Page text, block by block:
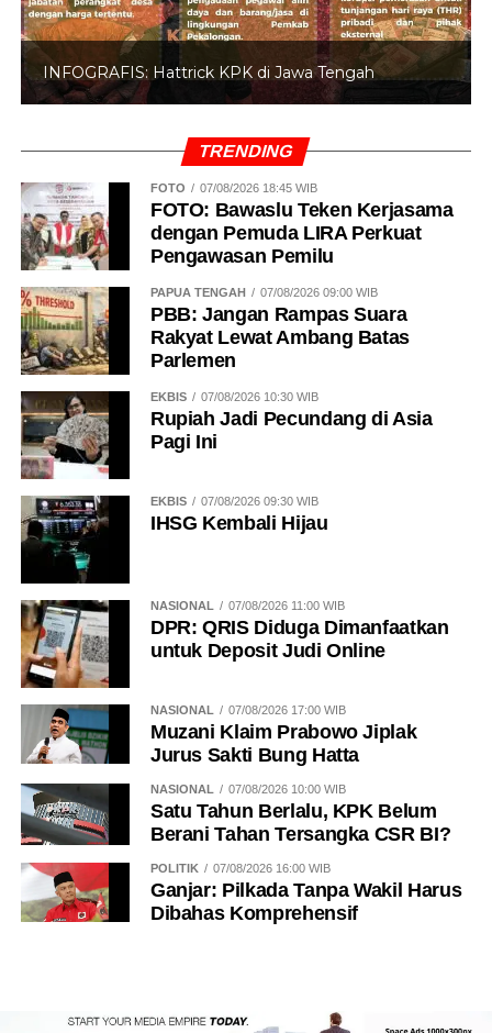
INFOGRAFIS: 5 Anggota DPR Dinonaktifkan
TRENDING
FOTO 07/08/2026 18:45 WIB
FOTO: Bawaslu Teken Kerjasama
dengan Pemuda LIRA Perkuat
Pengawasan Pemilu
PAPUA TENGAH 07/08/2026 09:00 WIB
PBB: Jangan Rampas Suara
Rakyat Lewat Ambang Batas
Parlemen
EKBIS 07/08/2026 10:30 WIB
Rupiah Jadi Pecundang di Asia
Pagi Ini
EKBIS 07/08/2026 09:30 WIB
IHSG Kembali Hijau
NASIONAL 07/08/2026 11:00 WIB
DPR: QRIS Diduga Dimanfaatkan
untuk Deposit Judi Online
NASIONAL 07/08/2026 17:00 WIB
Muzani Klaim Prabowo Jiplak
Jurus Sakti Bung Hatta
NASIONAL 07/08/2026 10:00 WIB
Satu Tahun Berlalu, KPK Belum
Berani Tahan Tersangka CSR BI?
POLITIK 07/08/2026 16:00 WIB
Ganjar: Pilkada Tanpa Wakil Harus
Dibahas Komprehensif